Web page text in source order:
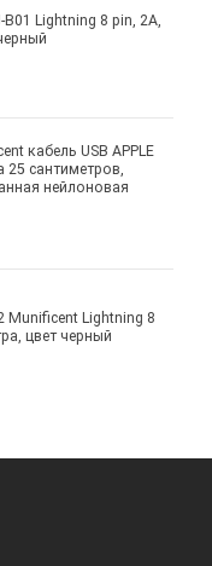
B01 Lightning 8 pin, 2A,
кабель USB APPLE
25 сантиметров,
нейлоновая
Munificent Lightning 8
цвет черный